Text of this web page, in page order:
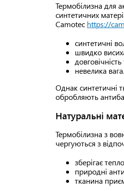
Термобілизна для
синтетичних
Camotec https://
синтетичні
швидко
невелика вага.
Однак синтетичні
обробляють
Натуральні
Термобілизна з
чергуються з
зберігає
природні
тканина